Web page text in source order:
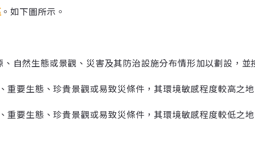
。如下圖所示。
、自然生態或景觀、災害及其防治設施分布情形加以劃設，
重要生態、珍貴景觀或易致災條件，其環境敏感程度較高之
重要生態、珍貴景觀或易致災條件，其環境敏感程度較低之